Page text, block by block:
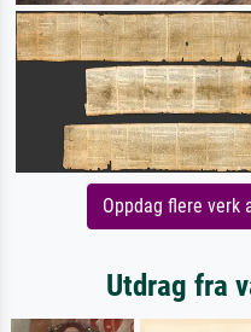
Oppdag flere verk
Utdrag fra